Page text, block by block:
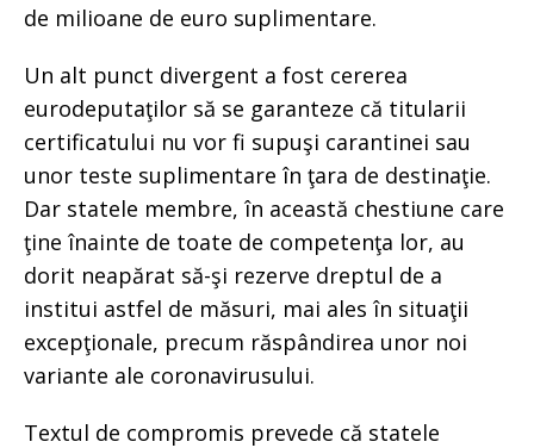
de milioane de euro suplimentare.
Un alt punct divergent a fost cererea
eurodeputaţilor să se garanteze că titularii
certificatului nu vor fi supuşi carantinei sau
unor teste suplimentare în ţara de destinaţie.
Dar statele membre, în această chestiune care
ţine înainte de toate de competenţa lor, au
dorit neapărat să-şi rezerve dreptul de a
institui astfel de măsuri, mai ales în situaţii
excepţionale, precum răspândirea unor noi
variante ale coronavirusului.
Textul de compromis prevede că statele